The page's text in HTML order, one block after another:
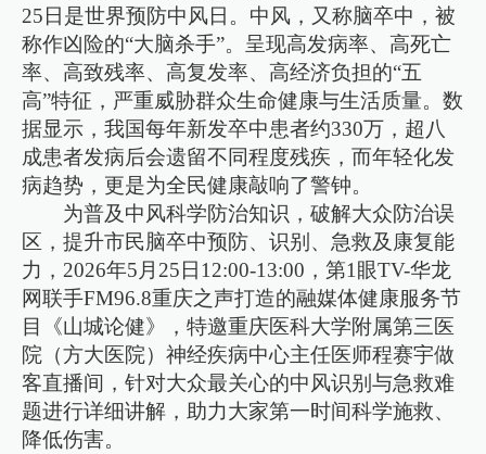
25日是世界预防中风日。中风，又称脑卒中，被
称作凶险的“大脑杀手”。呈现高发病率、高死亡
率、高致残率、高复发率、高经济负担的“五
高”特征，严重威胁群众生命健康与生活质量。数
据显示，我国每年新发卒中患者约330万，超八
成患者发病后会遗留不同程度残疾，而年轻化发
病趋势，更是为全民健康敲响了警钟。
为普及中风科学防治知识，破解大众防治误
区，提升市民脑卒中预防、识别、急救及康复能
力，2026年5月25日12:00-13:00，第1眼TV-华龙
网联手FM96.8重庆之声打造的融媒体健康服务节
目《山城论健》，特邀重庆医科大学附属第三医
院（方大医院）神经疾病中心主任医师程赛宇做
客直播间，针对大众最关心的中风识别与急救难
题进行详细讲解，助力大家第一时间科学施救、
降低伤害。